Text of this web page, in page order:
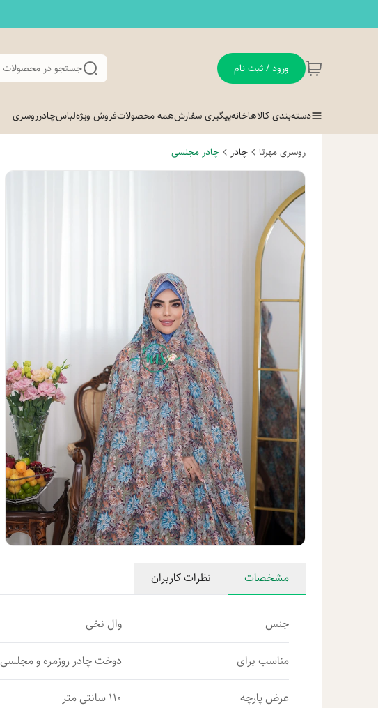
ورود / ثبت نام جستجو در محصولات
دسته‌بندی کالاهاخانهپیگیری سفارشهمه محصولاتفروش ویژهلباسچادرروسری
روسری مهرتا چادر چادر مجلسی
مشخصات نظرات کاربران
جنس وال نخی
مناسب برای دوخت چادر روزمره و مجلسی
عرض پارچه 110 سانتی متر